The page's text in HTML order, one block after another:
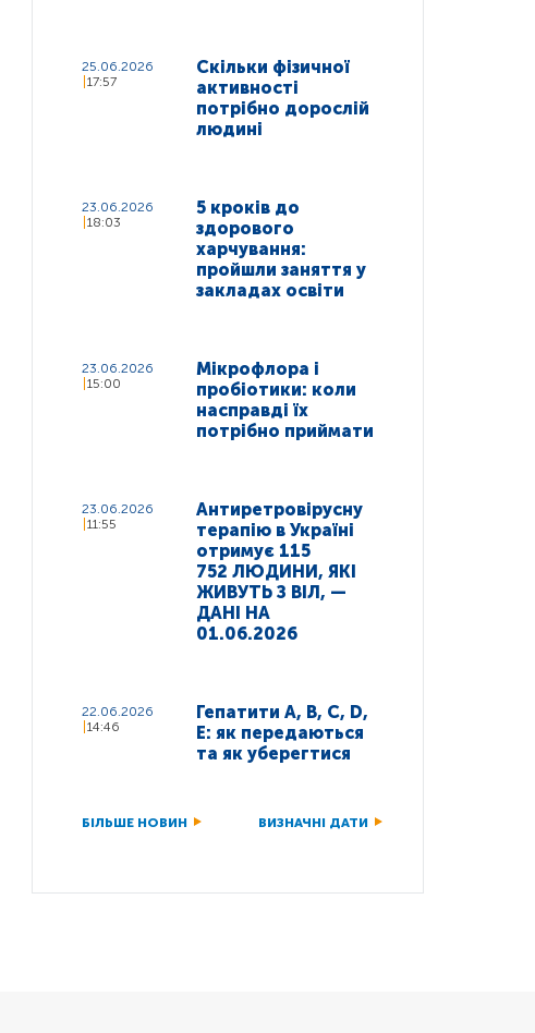
25.06.2026
17:57
Скільки фізичної
активності
потрібно дорослій
людині
23.06.2026
18:03
5 кроків до
здорового
харчування:
пройшли заняття у
закладах освіти
23.06.2026
15:00
Мікрофлора і
пробіотики: коли
насправді їх
потрібно приймати
23.06.2026
11:55
Антиретровірусну
терапію в Україні
отримує 115
752 ЛЮДИНИ, ЯКІ
ЖИВУТЬ З ВІЛ, —
ДАНІ НА
01.06.2026
22.06.2026
14:46
Гепатити A, B, C, D,
E: як передаються
та як уберегтися
БІЛЬШЕ НОВИН ВИЗНАЧНІ ДАТИ